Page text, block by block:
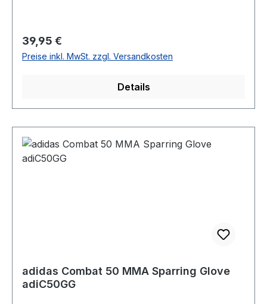
Regulärer Preis:
39,95 €
Preise inkl. MwSt. zzgl. Versandkosten
Details
adidas Combat 50 MMA Sparring Glove
adiC50GG